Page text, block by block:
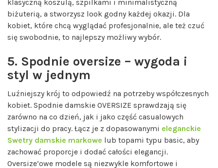
klasyczną koszulą, szpilkami i minimalistyczną
biżuterią, a stworzysz look godny każdej okazji. Dla
kobiet, które chcą wyglądać profesjonalnie, ale też czuć
się swobodnie, to najlepszy możliwy wybór.
5. Spodnie oversize – wygoda i
styl w jednym
Luźniejszy krój to odpowiedź na potrzeby współczesnych
kobiet. Spodnie damskie OVERSIZE sprawdzają się
zarówno na co dzień, jak i jako część casualowych
stylizacji do pracy. Łącz je z dopasowanymi eleganckie
Swetry damskie markowe lub topami typu basic, aby
zachować proporcje i dodać całości elegancji.
Oversize’owe modele są niezwykle komfortowe i